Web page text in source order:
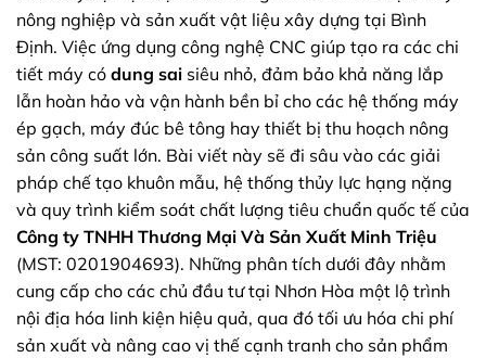
nông nghiệp và sản xuất vật liệu xây dựng tại Bình
Định. Việc ứng dụng công nghệ CNC giúp tạo ra các chi
tiết máy có dung sai siêu nhỏ, đảm bảo khả năng lắp
lẫn hoàn hảo và vận hành bền bỉ cho các hệ thống máy
ép gạch, máy đúc bê tông hay thiết bị thu hoạch nông
sản công suất lớn. Bài viết này sẽ đi sâu vào các giải
pháp chế tạo khuôn mẫu, hệ thống thủy lực hạng nặng
và quy trình kiểm soát chất lượng tiêu chuẩn quốc tế của
Công ty TNHH Thương Mại Và Sản Xuất Minh Triệu
(MST: 0201904693). Những phân tích dưới đây nhằm
cung cấp cho các chủ đầu tư tại Nhơn Hòa một lộ trình
nội địa hóa linh kiện hiệu quả, qua đó tối ưu hóa chi phí
sản xuất và nâng cao vị thế cạnh tranh cho sản phẩm